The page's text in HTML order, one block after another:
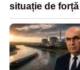
situație de forță